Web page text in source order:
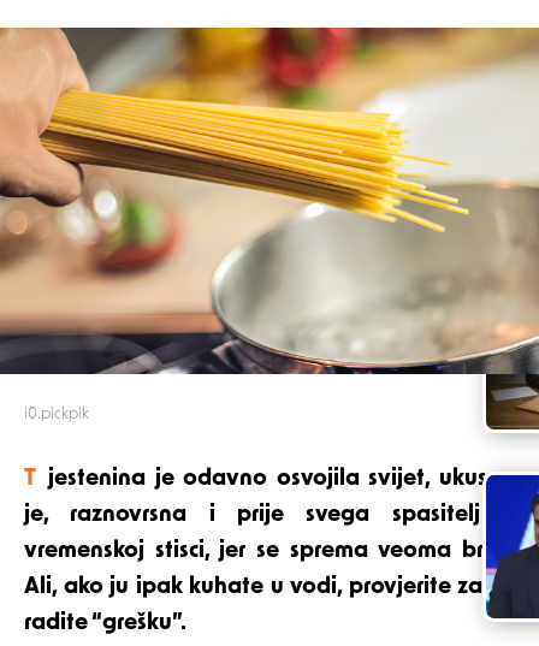
i0.pickpik
Tjestenina je odavno osvojila svijet, ukusna
je, raznovrsna i prije svega spasitelj u
vremenskoj stisci, jer se sprema veoma brzo.
Ali, ako ju ipak kuhate u vodi, provjerite zašto
radite “grešku”.